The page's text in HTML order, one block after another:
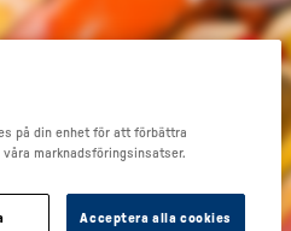
på din enhet för att förbättra
marknadsföringsinsatser.
Acceptera alla cookies